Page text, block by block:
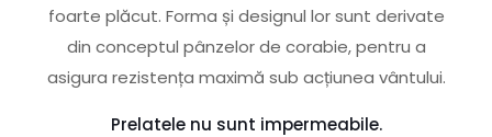
foarte plăcut. Forma și designul lor sunt derivate
din conceptul pânzelor de corabie, pentru a
asigura rezistența maximă sub acțiunea vântului.
Prelatele nu sunt impermeabile.